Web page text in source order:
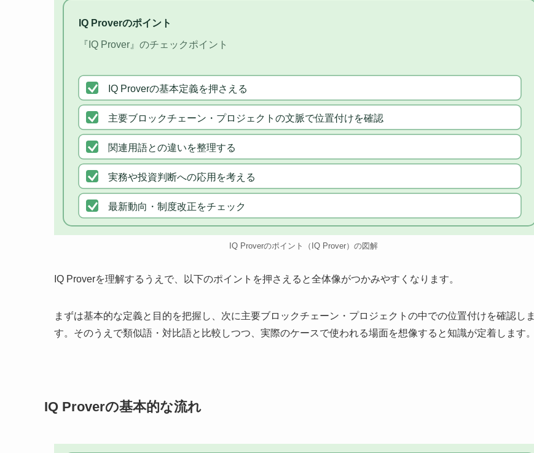
IQ Proverのポイント
『IQ Prover』のチェックポイント
IQ Proverの基本定義を押さえる
主要ブロックチェーン・プロジェクトの文脈で位置付けを確認
関連用語との違いを整理する
実務や投資判断への応用を考える
最新動向・制度改正をチェック
IQ Proverのポイント（IQ Prover）の図解
IQ Proverを理解するうえで、以下のポイントを押さえると全体像がつかみやすくなります。
まずは基本的な定義と目的を把握し、次に主要ブロックチェーン・プロジェクトの中での位置付けを確認しま
す。そのうえで類似語・対比語と比較しつつ、実際のケースで使われる場面を想像すると知識が定着します。
IQ Proverの基本的な流れ